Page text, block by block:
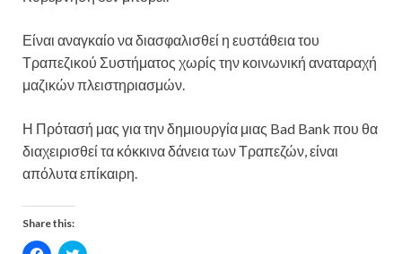
Είναι αναγκαίο να διασφαλισθεί η ευστάθεια του
Τραπεζικού Συστήματος χωρίς την κοινωνική αναταραχή
μαζικών πλειστηριασμών.
Η Πρότασή μας για την δημιουργία μιας Bad Bank που θα
διαχειρισθεί τα κόκκινα δάνεια των Τραπεζών, είναι
απόλυτα επίκαιρη.
Share this: